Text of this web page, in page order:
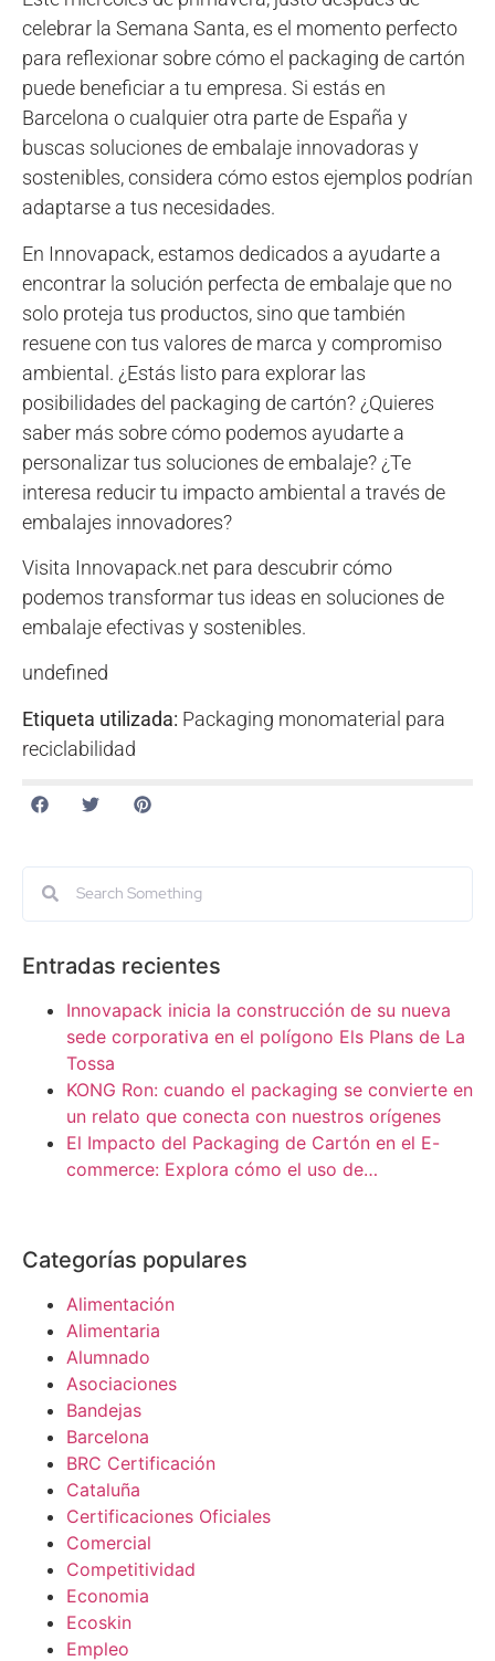
celebrar la Semana Santa, es el momento perfecto
para reflexionar sobre cómo el packaging de cartón
puede beneficiar a tu empresa. Si estás en
Barcelona o cualquier otra parte de España y
buscas soluciones de embalaje innovadoras y
sostenibles, considera cómo estos ejemplos podrían
adaptarse a tus necesidades.
En Innovapack, estamos dedicados a ayudarte a
encontrar la solución perfecta de embalaje que no
solo proteja tus productos, sino que también
resuene con tus valores de marca y compromiso
ambiental. ¿Estás listo para explorar las
posibilidades del packaging de cartón? ¿Quieres
saber más sobre cómo podemos ayudarte a
personalizar tus soluciones de embalaje? ¿Te
interesa reducir tu impacto ambiental a través de
embalajes innovadores?
Visita Innovapack.net para descubrir cómo
podemos transformar tus ideas en soluciones de
embalaje efectivas y sostenibles.
undefined
Etiqueta utilizada: Packaging monomaterial para
reciclabilidad
Entradas recientes
Innovapack inicia la construcción de su nueva
sede corporativa en el polígono Els Plans de La
Tossa
KONG Ron: cuando el packaging se convierte en
un relato que conecta con nuestros orígenes
El Impacto del Packaging de Cartón en el E-
commerce: Explora cómo el uso de…
Categorías populares
Alimentación
Alimentaria
Alumnado
Asociaciones
Bandejas
Barcelona
BRC Certificación
Cataluña
Certificaciones Oficiales
Comercial
Competitividad
Economia
Ecoskin
Empleo